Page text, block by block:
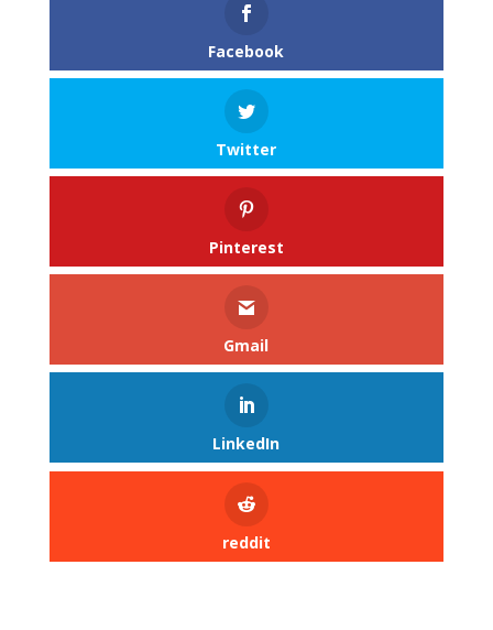
Facebook
Twitter
Pinterest
Gmail
LinkedIn
reddit